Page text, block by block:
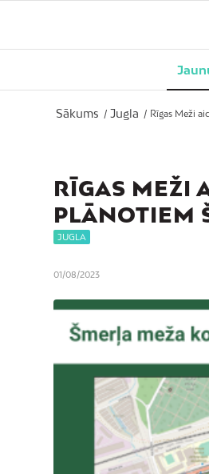
Sākums / Jugla / Rīgas Meži
RĪGAS MEŽI
PLĀNOTIEM
JUGLA
01/08/2023